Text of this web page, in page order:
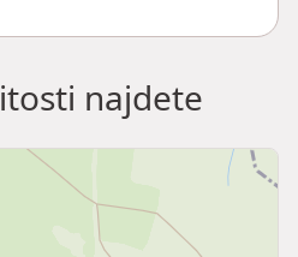
najdete